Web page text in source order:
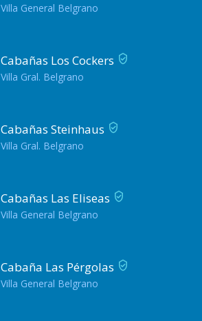
Villa General Belgrano
Cabañas Los Cockers
Villa Gral. Belgrano
Cabañas Steinhaus
Villa Gral. Belgrano
Cabañas Las Eliseas
Villa General Belgrano
Cabaña Las Pérgolas
Villa General Belgrano